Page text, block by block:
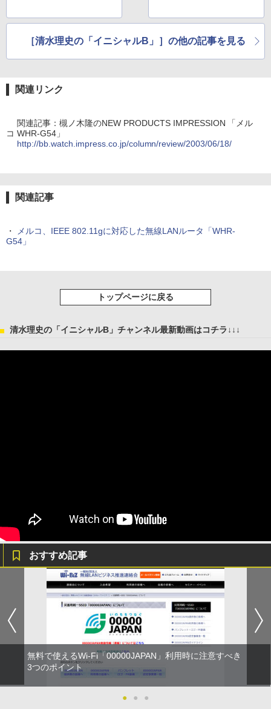
［清水理史の「イニシャルB」］の他の記事を見る
関連リンク
関連記事：槻ノ木隆のNEW PRODUCTS IMPRESSION 「メル
コ WHR-G54」
http://bb.watch.impress.co.jp/column/review/2003/06/18/
関連記事
・
メルコ、IEEE 802.11gに対応した無線LANルータ「WHR-
G54」
トップページに戻る
清水理史の「イニシャルB」チャンネル最新動画はコチラ↓↓↓
おすすめ記事
無料で使えるWi-Fi「00000JAPAN」利用時に注意すべき
3つのポイント
● ● ●